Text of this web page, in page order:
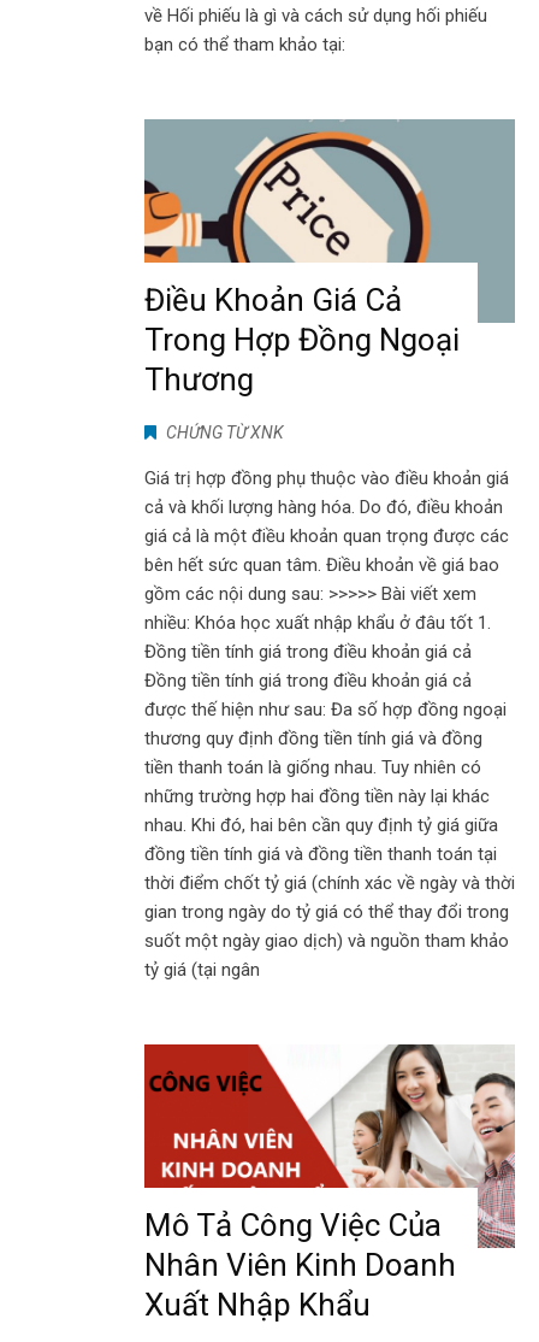
về Hối phiếu là gì và cách sử dụng hối phiếu
bạn có thể tham khảo tại:
Điều Khoản Giá Cả
Trong Hợp Đồng Ngoại
Thương
CHỨNG TỪ XNK
Giá trị hợp đồng phụ thuộc vào điều khoản giá
cả và khối lượng hàng hóa. Do đó, điều khoản
giá cả là một điều khoản quan trọng được các
bên hết sức quan tâm. Điều khoản về giá bao
gồm các nội dung sau: >>>>> Bài viết xem
nhiều: Khóa học xuất nhập khẩu ở đâu tốt 1.
Đồng tiền tính giá trong điều khoản giá cả
Đồng tiền tính giá trong điều khoản giá cả
được thế hiện như sau: Đa số hợp đồng ngoại
thương quy định đồng tiền tính giá và đồng
tiền thanh toán là giống nhau. Tuy nhiên có
những trường hợp hai đồng tiền này lại khác
nhau. Khi đó, hai bên cần quy định tỷ giá giữa
đồng tiền tính giá và đồng tiền thanh toán tại
thời điểm chốt tỷ giá (chính xác về ngày và thời
gian trong ngày do tỷ giá có thể thay đổi trong
suốt một ngày giao dịch) và nguồn tham khảo
tỷ giá (tại ngân
Mô Tả Công Việc Của
Nhân Viên Kinh Doanh
Xuất Nhập Khẩu